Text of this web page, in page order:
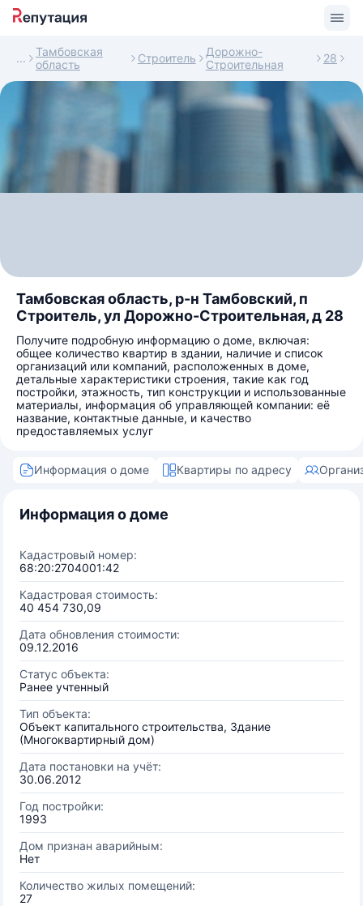
Тамбовская
область
Строитель
Дорожно-
Строительная
28
Тамбовская область, р-н Тамбовский, п
Строитель, ул Дорожно-Строительная, д 28
Получите подробную информацию о доме, включая:
общее количество квартир в здании, наличие и список
организаций или компаний, расположенных в доме,
детальные характеристики строения, такие как год
постройки, этажность, тип конструкции и использованные
материалы, информация об управляющей компании: её
название, контактные данные, и качество
предоставляемых услуг
Информация о доме Квартиры по адресу
Информация о доме
Кадастровый номер:
68:20:2704001:42
Кадастровая стоимость:
40 454 730,09
Дата обновления стоимости:
09.12.2016
Статус объекта:
Ранее учтенный
Тип объекта:
Объект капитального строительства, Здание
(Многоквартирный дом)
Дата постановки на учёт:
30.06.2012
Год постройки:
1993
Дом признан аварийным:
Нет
Количество жилых помещений:
27